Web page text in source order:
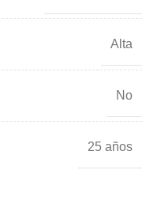
Alta
No
25 años